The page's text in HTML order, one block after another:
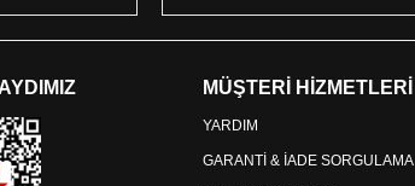
MÜŞTERİ HİZMETLERİ
YARDIM
GARANTİ & İADE SORGULAMA